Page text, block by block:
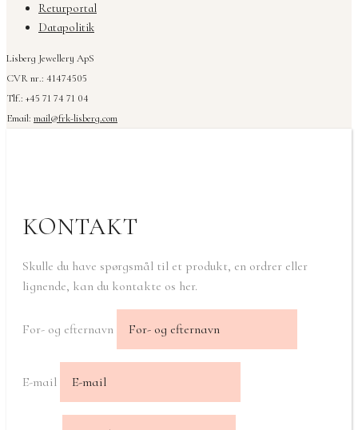
Returportal
Datapolitik
Lisberg Jewellery ApS
CVR nr.: 41474505
Tlf.: +45 71 74 71 04
Email: mail@frk-lisberg.com
KONTAKT
Skulle du have spørgsmål til et produkt, en ordrer eller
lignende, kan du kontakte os her.
For- og efternavn
E-mail